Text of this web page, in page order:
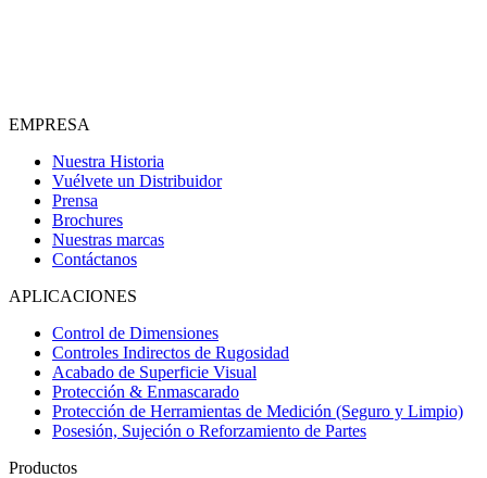
EMPRESA
Nuestra Historia
Vuélvete un Distribuidor
Prensa
Brochures
Nuestras marcas
Contáctanos
APLICACIONES
Control de Dimensiones
Controles Indirectos de Rugosidad
Acabado de Superficie Visual
Protección & Enmascarado
Protección de Herramientas de Medición (Seguro y Limpio)
Posesión, Sujeción o Reforzamiento de Partes
Productos